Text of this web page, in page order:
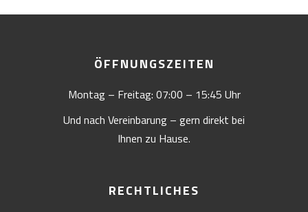
ÖFFNUNGSZEITEN
Montag – Freitag: 07:00 – 15:45 Uhr
Und nach Vereinbarung – gern direkt bei
Ihnen zu Hause.
RECHTLICHES